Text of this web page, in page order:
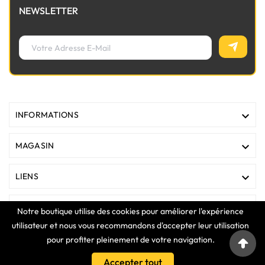
Notre boutique utilise des cookies pour améliorer l'expérience
utilisateur et nous vous recommandons d'accepter leur utilisation
pour profiter pleinement de votre navigation.
Accepter tout
NEWSLETTER
INFORMATIONS 
MAGASIN 
LIENS 
VOTRE COMPTE 
COPYRIGHT © 2025 Clavier Express